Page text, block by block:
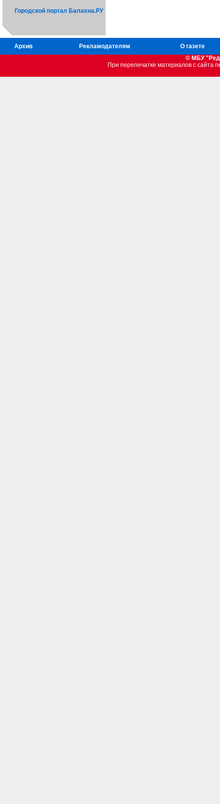
Городской портал Балахна.РУ
Архив Рекламодателям
О газете
© МБУ
При перепечатке материалов c сайта